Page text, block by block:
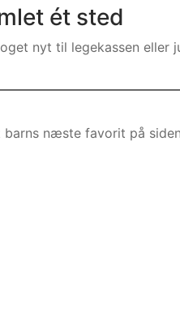
ét sted
nyt til legekassen eller
næste favorit på siden